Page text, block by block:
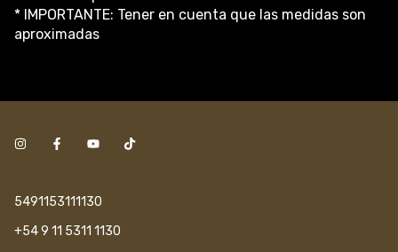
* IMPORTANTE: Tener en cuenta que las medidas son
aproximadas
5491153111130
+54 9 11 5311 1130